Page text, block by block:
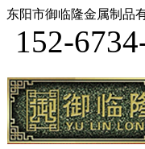
东阳市御临隆金属制品
152-